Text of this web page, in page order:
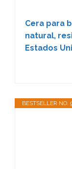
Cera para
natural,
Estados
BESTSELLER NO.